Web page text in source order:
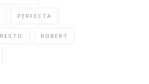
PERFECTA
RESTO ROBERT